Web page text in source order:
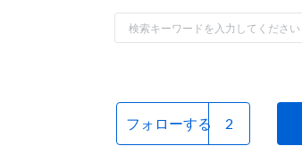
フォローする